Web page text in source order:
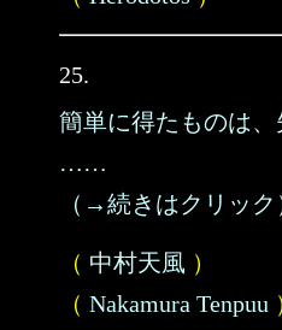
25.
簡単に得たものは、
……
（→続きはクリック
（ 中村天風 ）
（ Nakamura Tenpuu